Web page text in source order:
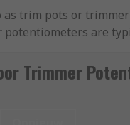
trim pots or
are
You can
Trimmer